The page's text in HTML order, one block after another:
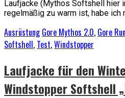
Laufjacke (Mythos Softshell hier
regelmäßig zu warm ist, habe ich
Ausrüstung Gore Mythos 2.0, Gore
Softshell, Test,Windstopper
Laufjacke für den
Windstopper Softshell